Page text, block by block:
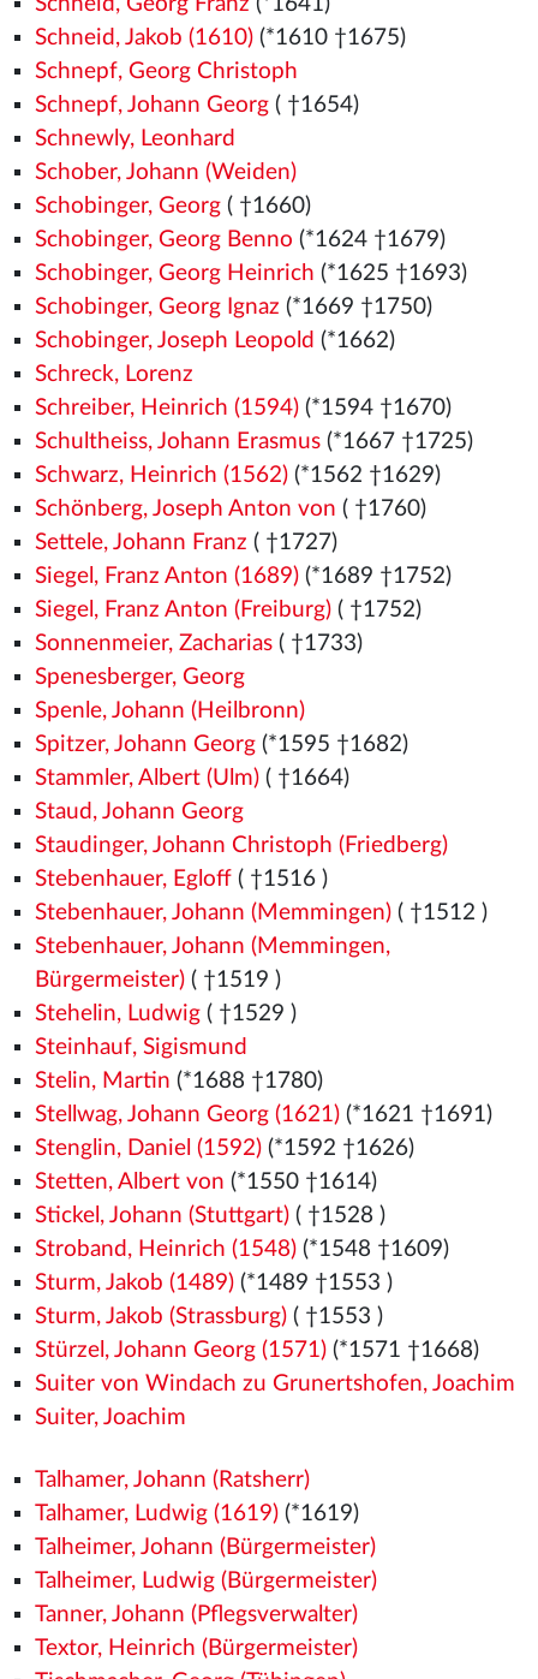
Schneid, Georg Franz (*1641)
Schneid, Jakob (1610)(*1610 †1675)
Schnepf, Georg Christoph
Schnepf, Johann Georg( †1654)
Schnewly, Leonhard
Schober, Johann (Weiden)
Schobinger, Georg( †1660)
Schobinger, Georg Benno (*1624 †1679)
Schobinger, Georg Heinrich (*1625 †1693)
Schobinger, Georg Ignaz (*1669 †1750)
Schobinger, Joseph Leopold (*1662)
Schreck, Lorenz
Schreiber, Heinrich (1594)(*1594 †1670)
Schultheiss, Johann Erasmus(*1667 †1725)
Schwarz, Heinrich (1562)(*1562 †1629)
Schönberg, Joseph Anton von ( †1760)
Settele, Johann Franz ( †1727)
Siegel, Franz Anton (1689)(*1689 †1752)
Siegel, Franz Anton (Freiburg)( †1752)
Sonnenmeier, Zacharias( †1733)
Spenesberger, Georg
Spenle, Johann (Heilbronn)
Spitzer, Johann Georg(*1595 †1682)
Stammler, Albert (Ulm)( †1664)
Staud, Johann Georg
Staudinger, Johann Christoph (Friedberg)
Stebenhauer, Egloff( †1516 )
Stebenhauer, Johann (Memmingen)( †1512 )
Stebenhauer, Johann (Memmingen,
Bürgermeister)( †1519 )
Stehelin, Ludwig( †1529 )
Steinhauf, Sigismund
Stelin, Martin (*1688 †1780)
Stellwag, Johann Georg (1621)(*1621 †1691)
Stenglin, Daniel (1592)(*1592 †1626)
Stetten, Albert von (*1550 †1614)
Stickel, Johann (Stuttgart)( †1528 )
Stroband, Heinrich (1548)(*1548 †1609)
Sturm, Jakob (1489)(*1489 †1553 )
Sturm, Jakob (Strassburg)( †1553 )
Stürzel, Johann Georg (1571)(*1571 †1668)
Suiter von Windach zu Grunertshofen, Joachim
Suiter, Joachim
Talhamer, Johann (Ratsherr)
Talhamer, Ludwig (1619)(*1619)
Talheimer, Johann (Bürgermeister)
Talheimer, Ludwig (Bürgermeister)
Tanner, Johann (Pflegsverwalter)
Textor, Heinrich (Bürgermeister)